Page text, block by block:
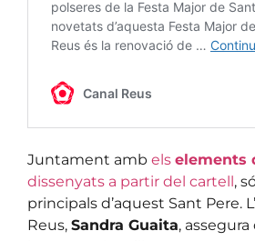
Juntament amb els elements
dissenyats a partir del cartell ,
principals d’aquest Sant Pere.
Reus, Sandra Guaita,